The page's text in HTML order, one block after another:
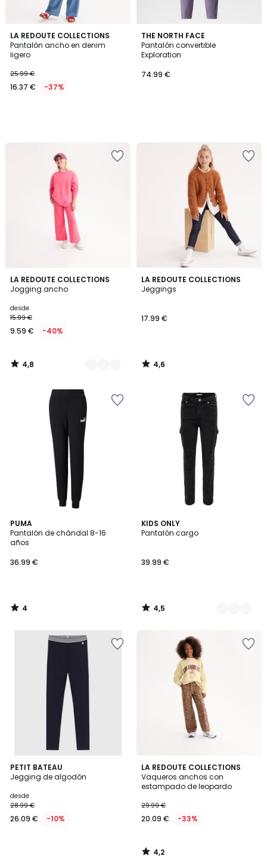
LA REDOUTE COLLECTIONS
Pantalón ancho en denim
ligero
25.99 €
16.37 € -37%
THE NORTH FACE
Pantalón convertible
Exploration
74.99 €
LA REDOUTE COLLECTIONS
Jogging ancho
desde
15.99 €
9.59 € -40%
4,8
/ 5
5
Colores
4,8
/
LA REDOUTE COLLECTIONS
Jeggings
17.99 €
4,6
/ 5
4,6
/
PUMA
Pantalón de chándal 8-16
años
36.99 €
4
/
5
4
/
KIDS ONLY
Pantalón cargo
39.99 €
4,5
/ 5
2
Colores
4,5
/
PETIT BATEAU
Jegging de algodón
desde
28.99 €
26.09 € -10%
LA REDOUTE COLLECTIONS
Vaqueros anchos con
estampado de leopardo
29.99 €
20.09 € -33%
4,2
/ 5
4,2